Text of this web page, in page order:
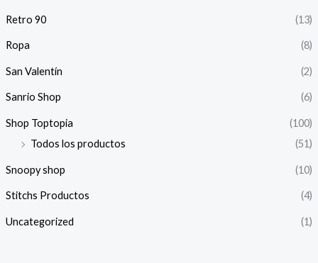
Retro 90 (13)
Ropa (8)
San Valentín (2)
Sanrio Shop (6)
Shop Toptopia
(100)
Todos los productos
(51)
Snoopy shop (10)
Stitchs Productos (4)
Uncategorized (1)